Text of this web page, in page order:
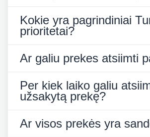
Kokie yra pagrindiniai
prioritetai?
Ar galiu prekes atsiimti
Per kiek laiko galiu
užsakytą prekę?
Ar visos prekės yra